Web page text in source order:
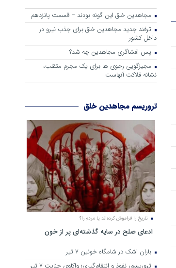
مجاهدین خلق این گونه بودند – قسمت پانزدهم
ترفند جدید مجاهدین خلق برای جذب نیرو در
داخل کشور
پس افشاگری مجاهدین چه شد؟
مجیزگویی رجوی ها برای یک مجرم متقلب،
نشانه فلاکت آنهاست
تروریسم مجاهدین خلق
تاریخ را فراموش کرده‌اند یا مردم را؟
ادعای صلح در سایه گذشته‌ای پر از خون
باران اشک در شامگاه خونین 7 تیر
تروریسم، نفوذ و انتقام‌گیری؛ واکاوی جنایت ۷ تیر